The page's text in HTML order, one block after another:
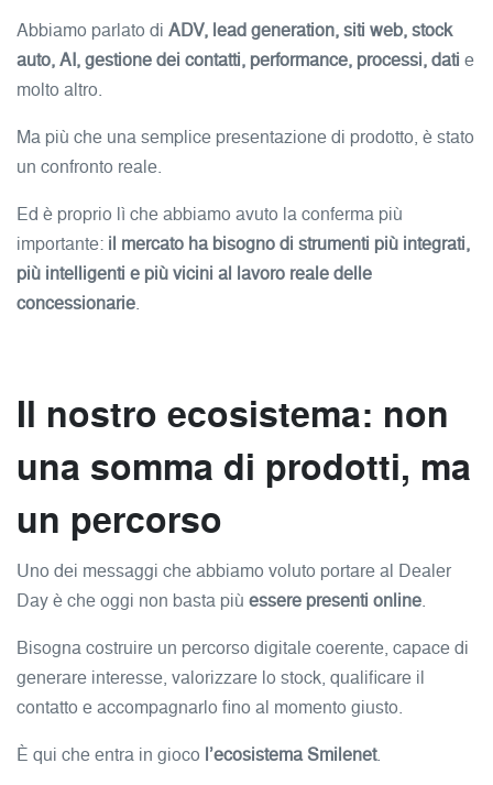
Abbiamo parlato di ADV, lead generation, siti web, stock
auto, AI, gestione dei contatti, performance, processi, dati e
molto altro.
Ma più che una semplice presentazione di prodotto, è stato
un confronto reale.
Ed è proprio lì che abbiamo avuto la conferma più
importante: il mercato ha bisogno di strumenti più integrati,
più intelligenti e più vicini al lavoro reale delle
concessionarie.
Il nostro ecosistema: non
una somma di prodotti, ma
un percorso
Uno dei messaggi che abbiamo voluto portare al Dealer
Day è che oggi non basta più essere presenti online.
Bisogna costruire un percorso digitale coerente, capace di
generare interesse, valorizzare lo stock, qualificare il
contatto e accompagnarlo fino al momento giusto.
È qui che entra in gioco l’ecosistema Smilenet.